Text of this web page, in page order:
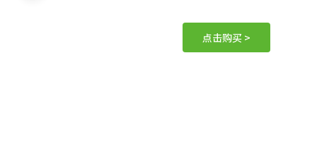
点击购买 >